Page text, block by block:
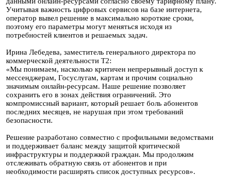
Учитывая важность цифровых сервисов на базе интернета,
оператор вывел решение в максимально короткие сроки,
поэтому его параметры могут меняться исходя из
потребностей клиентов и решаемых задач.
Ирина Лебедева, заместитель генерального директора по
коммерческой деятельности Т2:
«Мы понимаем, насколько критичен непрерывный доступ к
мессенджерам, Госуслугам, картам и прочим социально
значимым онлайн-ресурсам. Наше решение позволяет
сохранить его в зонах действия ограничений. Это
компромиссный вариант, который решает боль абонентов
последних месяцев, не нарушая при этом требований
безопасности.
Решение разработано совместно с профильными ведомствами
и поддерживает баланс между защитой критической
инфраструктуры и поддержкой граждан. Мы продолжим
отслеживать обратную связь от абонентов и при
необходимости расширять список доступных ресурсов».